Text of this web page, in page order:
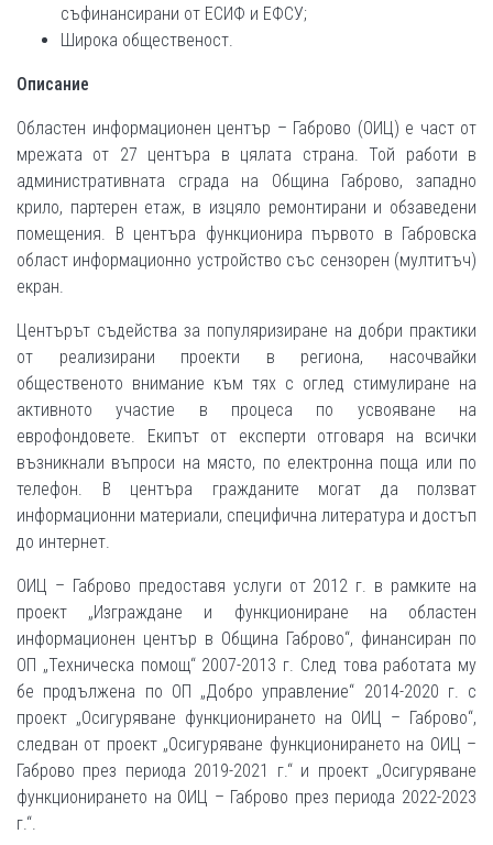
съфинансирани от ЕСИФ и ЕФСУ;
Широка общественост.
Описание
Областен информационен център – Габрово (ОИЦ) е част от
мрежата от 27 центъра в цялата страна. Той работи в
административната сграда на Община Габрово, западно
крило, партерен етаж, в изцяло ремонтирани и обзаведени
помещения. В центъра функционира първото в Габровска
област информационно устройство със сензорен (мултитъч)
екран.
Центърът съдейства за популяризиране на добри практики
от реализирани проекти в региона, насочвайки
общественото внимание към тях с оглед стимулиране на
активното участие в процеса по усвояване на
еврофондовете. Екипът от експерти отговаря на всички
възникнали въпроси на място, по електронна поща или по
телефон. В центъра гражданите могат да ползват
информационни материали, специфична литература и достъп
до интернет.
ОИЦ – Габрово предоставя услуги от 2012 г. в рамките на
проект „Изграждане и функциониране на областен
информационен център в Община Габрово“, финансиран по
ОП „Техническа помощ“ 2007-2013 г. След това работата му
бе продължена по ОП „Добро управление“ 2014-2020 г. с
проект „Осигуряване функционирането на ОИЦ – Габрово“,
следван от проект „Осигуряване функционирането на ОИЦ –
Габрово през периода 2019-2021 г.“ и проект „Осигуряване
функционирането на ОИЦ – Габрово през периода 2022-2023
г.“.